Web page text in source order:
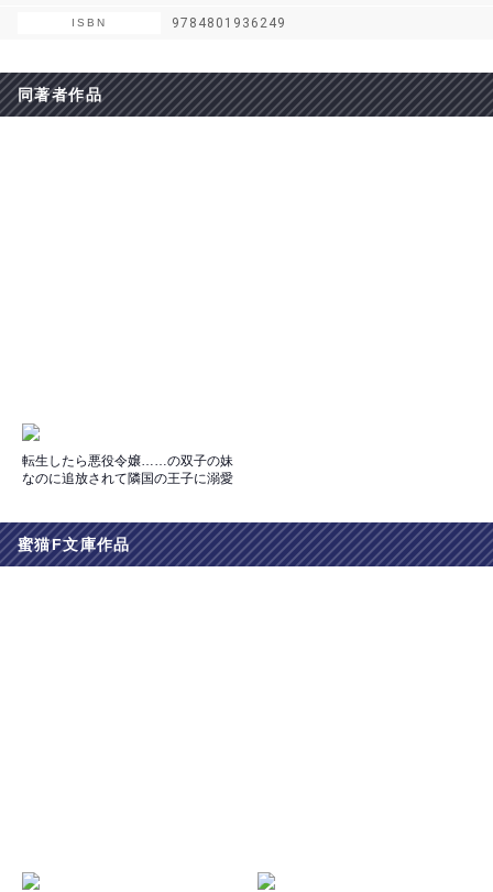
ISBN 9784801936249
同著者作品
転生したら悪役令嬢……の双子の妹
なのに追放されて隣国の王子に溺愛
蜜猫F文庫作品